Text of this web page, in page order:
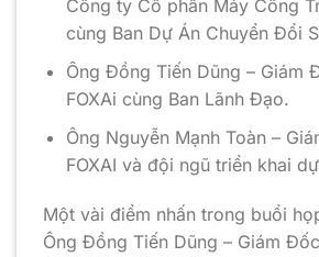
Công ty Cổ phần Máy Công
cùng Ban Dự Án Chuyển Đổi
Ông Đồng Tiến Dũng – Giám
FOXAi cùng Ban Lãnh Đạo.
Ông Nguyễn Mạnh Toàn –
FOXAI và đội ngũ triển khai
Một vài điểm nhấn trong buổi
Ông Đồng Tiến Dũng – Giám